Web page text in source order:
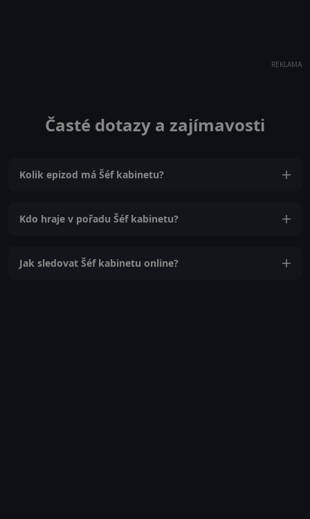
REKLAMA
Časté dotazy a zajímavosti
Kolik epizod má Šéf kabinetu?
Kdo hraje v pořadu Šéf kabinetu?
Jak sledovat Šéf kabinetu online?